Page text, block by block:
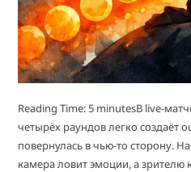
Reading Time: 5 minutesВ live-
четырёх раундов легко создаёт
повернулась в чью-то сторону.
камера ловит эмоции, а